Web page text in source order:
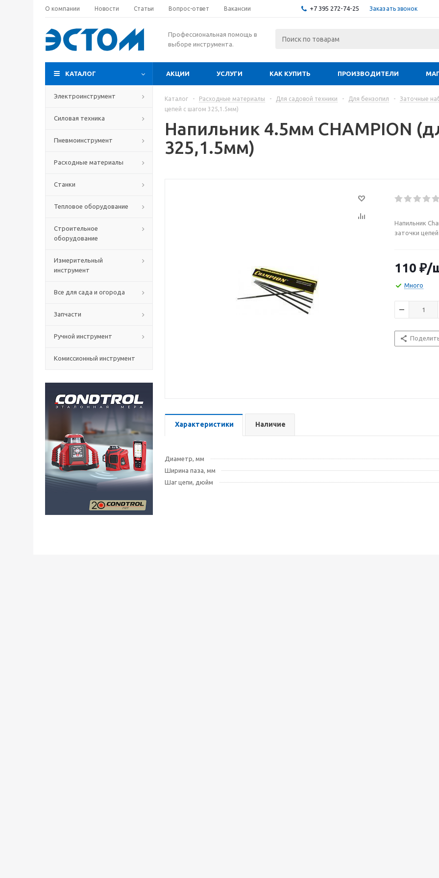
О компании Новости Статьи Вопрос-ответ Вакансии +7 395 272-74-25 Заказать звонок
Профессиональная помощь в
выборе инструмента.
КАТАЛОГ АКЦИИ УСЛУГИ КАК КУПИТЬ ПРОИЗВОДИТЕЛИ
Электроинструмент
Силовая техника
Пневмоинструмент
Расходные материалы
Станки
Тепловое оборудование
Строительное
оборудование
Измерительный
инструмент
Все для сада и огорода
Запчасти
Ручной инструмент
Комиссионный инструмент
Каталог - Расходные материалы - Для садовой техники - Для бензопил - Заточные
цепей с шагом 325,1.5мм)
Напильник 4.5мм CHAMPION
325,1.5мм)
Напильник
заточки
110 ₽/
Много
Характеристики Наличие
Диаметр, мм
Ширина паза, мм
Шаг цепи, дюйм